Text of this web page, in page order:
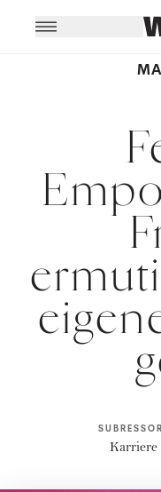
Karriere